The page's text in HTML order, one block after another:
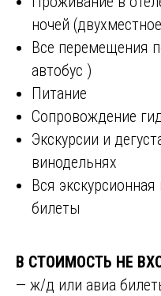
ночей
Все перемещения
автобус )
Питание
Сопровождение
Экскурсии и
винодельнях
Вся
билеты
В СТОИМОСТЬ НЕ
— ж/д или авиа